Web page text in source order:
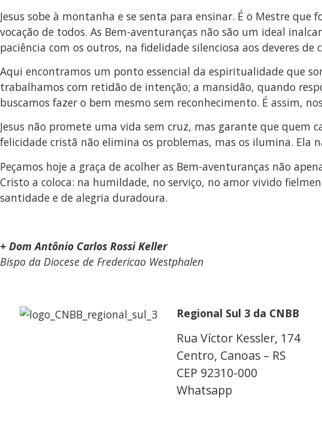
Jesus sobe à montanha e se senta para ensinar. É o Mestre
vocação de todos. As Bem-aventuranças não são um ideal
paciência com os outros, na fidelidade silenciosa aos deveres de
Aqui encontramos um ponto essencial da espiritualidade que
trabalhamos com retidão de intenção; a mansidão, quando
buscamos fazer o bem mesmo sem reconhecimento. É assim,
Jesus não promete uma vida sem cruz, mas garante que quem
felicidade cristã não elimina os problemas, mas os ilumina. Ela
Peçamos hoje a graça de acolher as Bem-aventuranças não
Cristo a coloca: na humildade, no serviço, no amor vivido
santidade e de alegria duradoura.
+ Dom Antônio Carlos Rossi Keller
Bispo da Diocese de Fredericao Westphalen
Regional Sul 3 da CNBB
Rua Víctor Kessler, 174
Centro, Canoas – RS
CEP 92310-000
Whatsapp